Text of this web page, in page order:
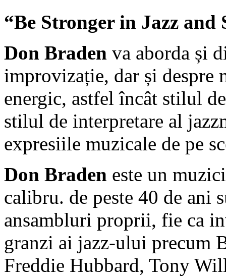
“Be Stronger in Jazz
Don Braden va aborda și
improvizație, dar și despre
energic, astfel încât stilul
stilul de interpretare al
expresiile muzicale de pe
Don Braden este un
calibru. de peste 40 de ani
ansambluri proprii, fie ca
granzi ai jazz-ului precum
Freddie Hubbard, Tony